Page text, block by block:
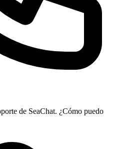
de SeaChat. ¿Cómo puedo